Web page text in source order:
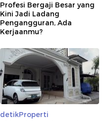
Profesi Bergaji Besar yang
Kini Jadi Ladang
Pengangguran, Ada
Kerjaanmu?
detikProperti